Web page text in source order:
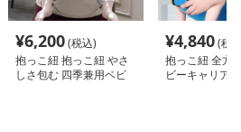
¥6,200(税込)
抱っこ紐 抱っこ紐 やさ
しさ包む 四季兼用ベビ
¥4,840(税
抱っこ紐 全方
ビーキャリア